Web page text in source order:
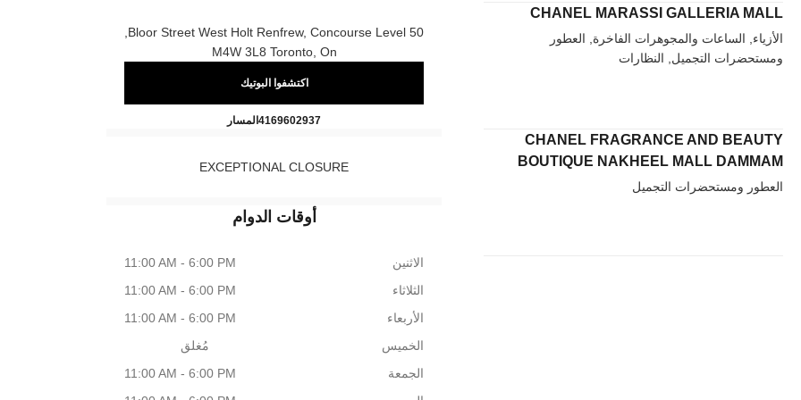
CHANEL MARASSI GALLERIA MALL
الأزياء, الساعات والمجوهرات الفاخرة, العطور
ومستحضرات التجميل, النظارات
CHANEL FRAGRANCE AND BEAUTY
BOUTIQUE NAKHEEL MALL DAMMAM
العطور ومستحضرات التجميل
50 Bloor Street West Holt Renfrew, Concourse Level,
M4W 3L8 Toronto, On
اكتشفوا البوتيك
اتصال
4169602937 المسارCHANEL BEAUTY BOUTIQUE
EXCEPTIONAL CLOSURE
أوقات الدوام
الاثنين
11:00 AM - 6:00 PM
الثلاثاء
11:00 AM - 6:00 PM
الأربعاء
11:00 AM - 6:00 PM
الخميس
مُغلق
الجمعة
11:00 AM - 6:00 PM